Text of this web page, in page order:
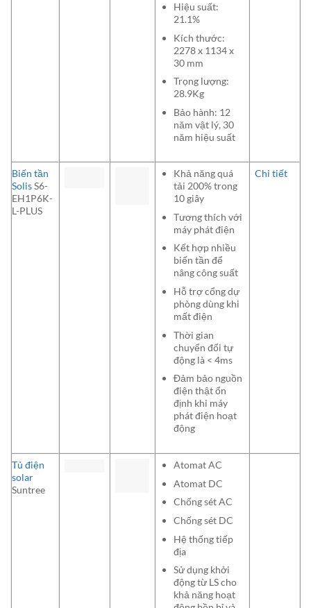
Hiệu suất:
21.1%
Kích thước:
2278 x 1134 x
30 mm
Trọng lượng:
28.9Kg
Bảo hành: 12
năm vật lý, 30
năm hiệu suất
Biến tần
SolisS6-
EH1P6K-
L-PLUS
Khả năng quá
tải 200% trong
10 giây
Tương thích với
máy phát điện
Kết hợp nhiều
biến tần để
nâng công suất
Hỗ trợ cổng dự
phòng dùng khi
mất điện
Thời gian
chuyển đổi tự
động là < 4ms
Đảm bảo nguồn
điện thật ổn
định khi máy
phát điện hoạt
động
Chi tiết
Tủ điện
solar
Suntree
Atomat AC
Atomat DC
Chống sét AC
Chống sét DC
Hệ thống tiếp
địa
Sử dụng khởi
động từ LS cho
khả năng hoạt